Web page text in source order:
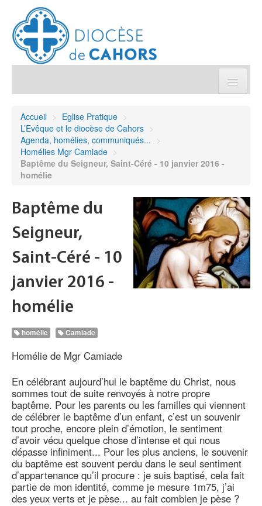
Démarches et sacrements
Sanctuaires & Pélerinages
Agenda diocésain
Je donne
Annuaire/Contact
Accueil > Eglise Pratique >
L’Evêque et le diocèse de Cahors >
Agenda, homélies, communiqués... >
Homélies Mgr Camiade >
Baptême du Seigneur, Saint-Céré - 10 janvier 2016 -
homélie
Baptême du
Seigneur,
Saint-Céré - 10
janvier 2016 -
homélie
homélie Camiade
Homélie de Mgr Camiade
En célébrant aujourd’hui le baptême du Christ, nous
sommes tout de suite renvoyés à notre propre
baptême. Pour les parents ou les familles qui viennent
de célébrer le baptême d’un enfant, c’est un souvenir
tout proche, encore plein d’émotion, le sentiment
d’avoir vécu quelque chose d’intense et qui nous
dépasse infiniment... Pour les plus anciens, le souvenir
du baptême est souvent perdu dans le seul sentiment
d’appartenance qu’il procure : je suis baptisé, cela fait
partie de mon identité, comme je mesure 1m75, j’ai
des yeux verts et je pèse... au fait combien je pèse ?